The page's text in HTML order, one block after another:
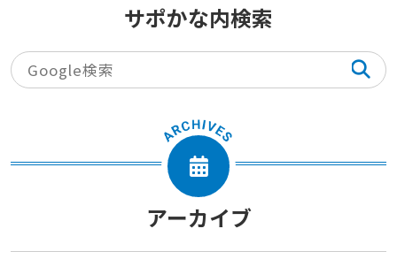
サポかな内検索
アーカイブ